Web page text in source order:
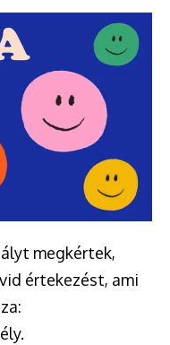
megkértek,
értekezést, ami